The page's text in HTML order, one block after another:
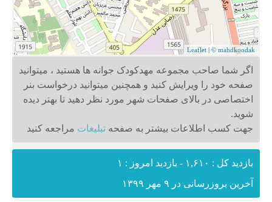
Leaflet | © mahdkoodak
اگر شما صاحب مجموعه مهدکودک جوانه ها هستید ، میتوانید
صفحه خود را ویرایش کنید و همچنین میتوانید درخواست بنر
اختصاصی در بالای صفحات شهر مورد نظر دهید تا بهتر دیده
شوید.
جهت کسب اطلاعات بیشتر به صفحه تبلیغات مراجعه کنید
بازدید کل : ۱,۶۱۰ - بازدید امروز : ۱
آخرین بروزرسانی در ۹ مهر ۱۳۹۹